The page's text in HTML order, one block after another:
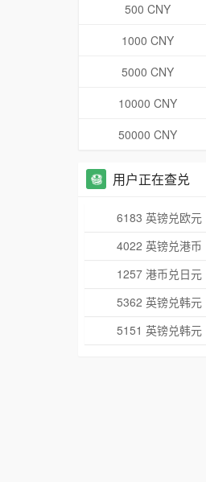
500 CNY
1000 CNY
5000 CNY
10000 CNY
50000 CNY
用户正在查兑
6183 英镑兑欧元
4022 英镑兑港币
1257 港币兑日元
5362 英镑兑韩元
5151 英镑兑韩元